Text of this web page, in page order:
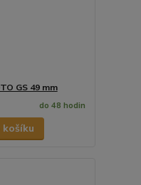
GS 49 mm
do 48 hodin